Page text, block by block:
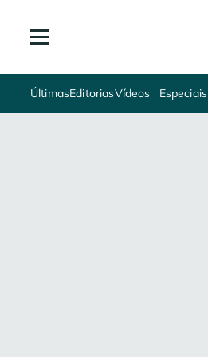
ÚltimasEditoriasVídeos Especiais